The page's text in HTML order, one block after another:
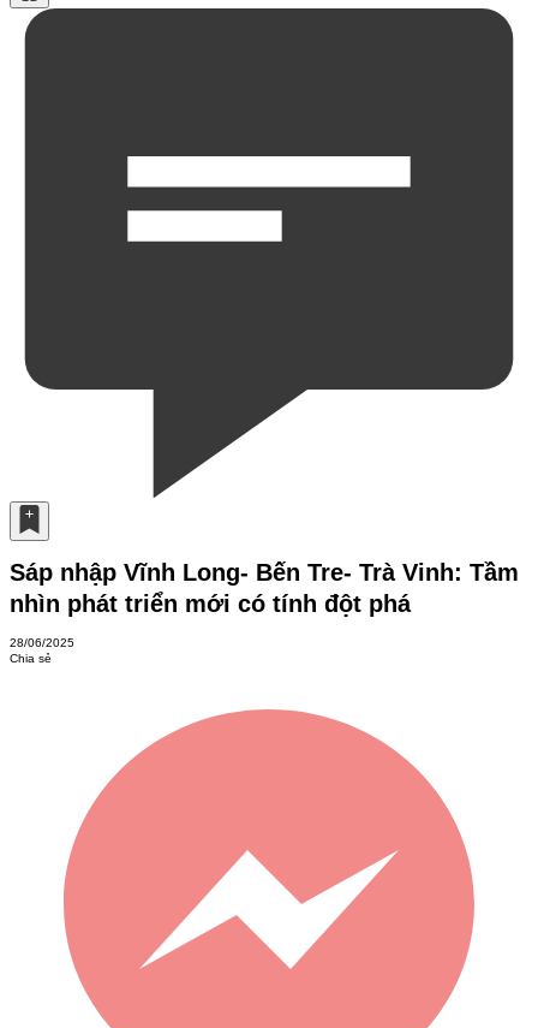
Sáp nhập Vĩnh Long- Bến Tre- Trà Vinh: Tầm
nhìn phát triển mới có tính đột phá
28/06/2025
Chia sẻ